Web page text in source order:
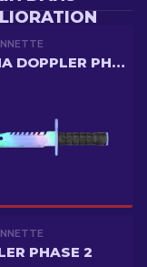
GAMMA DOPPLER PHASE 1
PHASE 2